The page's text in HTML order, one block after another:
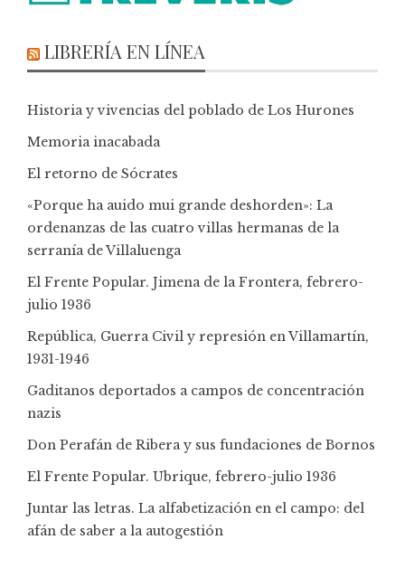
LIBRERÍA EN LÍNEA
Historia y vivencias del poblado de Los Hurones
Memoria inacabada
El retorno de Sócrates
«Porque ha auido mui grande deshorden»: La
ordenanzas de las cuatro villas hermanas de la
serranía de Villaluenga
El Frente Popular. Jimena de la Frontera, febrero-
julio 1936
República, Guerra Civil y represión en Villamartín,
1931-1946
Gaditanos deportados a campos de concentración
nazis
Don Perafán de Ribera y sus fundaciones de Bornos
El Frente Popular. Ubrique, febrero-julio 1936
Juntar las letras. La alfabetización en el campo: del
afán de saber a la autogestión